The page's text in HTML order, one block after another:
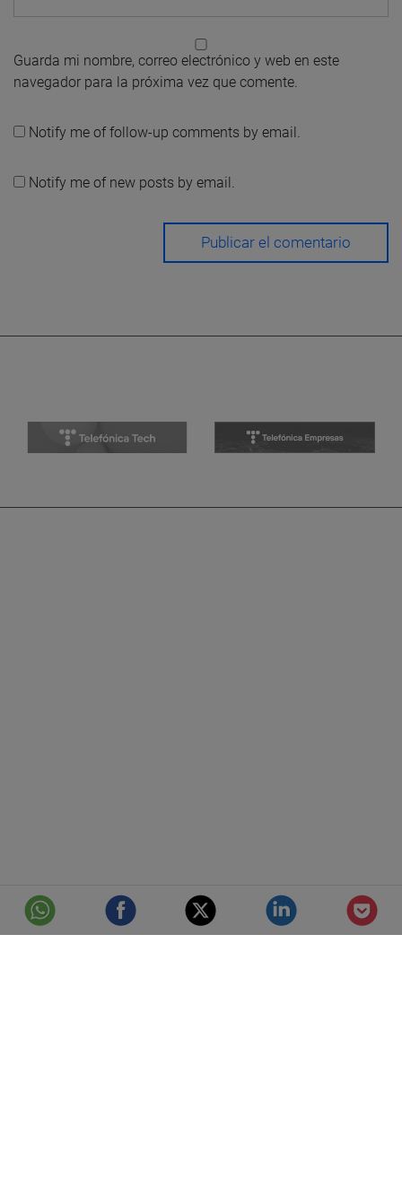
Guarda mi nombre, correo electrónico y web en este
navegador para la próxima vez que comente.
Notify me of follow-up comments by email.
Notify me of new posts by email.